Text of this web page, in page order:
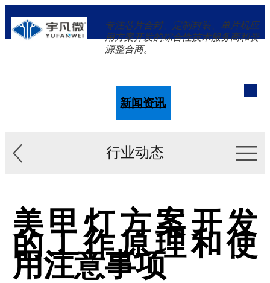
专注芯片合封、定制封装、单片机应
用方案开发的综合性技术服务商和资
源整合商。
新闻资讯
行业动态
美甲灯方案开发
的工作原理和使
用注意事项